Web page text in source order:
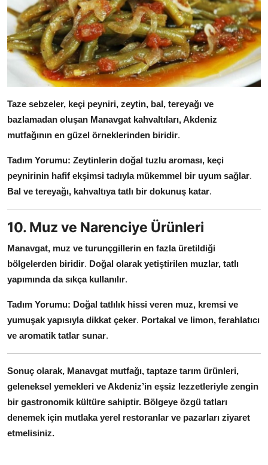
Taze sebzeler, keçi peyniri, zeytin, bal, tereyağı ve
bazlamadan oluşan Manavgat kahvaltıları, Akdeniz
mutfağının en güzel örneklerinden biridir.
Tadım Yorumu: Zeytinlerin doğal tuzlu aroması, keçi
peynirinin hafif ekşimsi tadıyla mükemmel bir uyum sağlar.
Bal ve tereyağı, kahvaltıya tatlı bir dokunuş katar.
10. Muz ve Narenciye Ürünleri
Manavgat, muz ve turunçgillerin en fazla üretildiği
bölgelerden biridir. Doğal olarak yetiştirilen muzlar, tatlı
yapımında da sıkça kullanılır.
Tadım Yorumu: Doğal tatlılık hissi veren muz, kremsi ve
yumuşak yapısıyla dikkat çeker. Portakal ve limon, ferahlatıcı
ve aromatik tatlar sunar.
Sonuç olarak, Manavgat mutfağı, taptaze tarım ürünleri,
geleneksel yemekleri ve Akdeniz’in eşsiz lezzetleriyle zengin
bir gastronomik kültüre sahiptir. Bölgeye özgü tatları
denemek için mutlaka yerel restoranlar ve pazarları ziyaret
etmelisiniz.